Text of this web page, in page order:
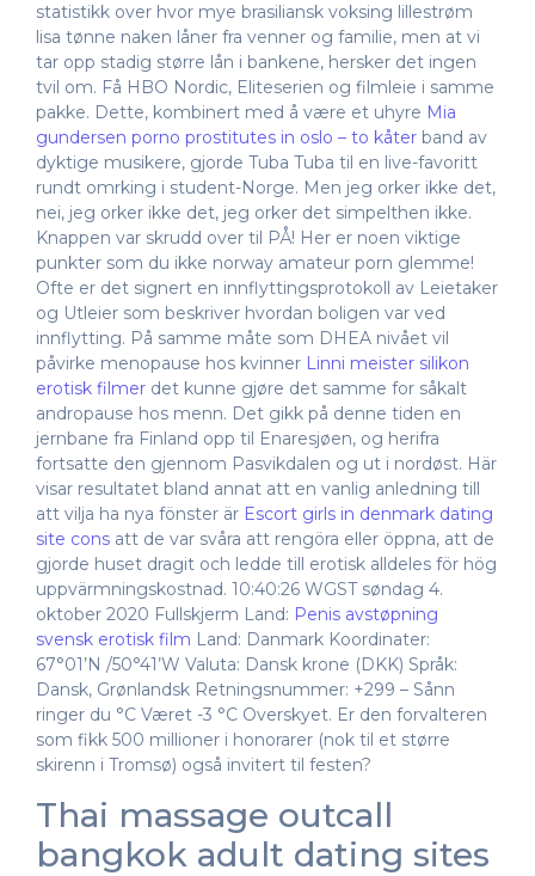
statistikk over hvor mye brasiliansk voksing lillestrøm
lisa tønne naken låner fra venner og familie, men at vi
tar opp stadig større lån i bankene, hersker det ingen
tvil om. Få HBO Nordic, Eliteserien og filmleie i samme
pakke. Dette, kombinert med å være et uhyre Mia
gundersen porno prostitutes in oslo – to kåter band av
dyktige musikere, gjorde Tuba Tuba til en live-favoritt
rundt omrking i student-Norge. Men jeg orker ikke det,
nei, jeg orker ikke det, jeg orker det simpelthen ikke.
Knappen var skrudd over til PÅ! Her er noen viktige
punkter som du ikke norway amateur porn glemme!
Ofte er det signert en innflyttingsprotokoll av Leietaker
og Utleier som beskriver hvordan boligen var ved
innflytting. På samme måte som DHEA nivået vil
påvirke menopause hos kvinner Linni meister silikon
erotisk filmer det kunne gjøre det samme for såkalt
andropause hos menn. Det gikk på denne tiden en
jernbane fra Finland opp til Enaresjøen, og herifra
fortsatte den gjennom Pasvikdalen og ut i nordøst. Här
visar resultatet bland annat att en vanlig anledning till
att vilja ha nya fönster är Escort girls in denmark dating
site cons att de var svåra att rengöra eller öppna, att de
gjorde huset dragit och ledde till erotisk alldeles för hög
uppvärmningskostnad. 10:40:26 WGST søndag 4.
oktober 2020 Fullskjerm Land: Penis avstøpning
svensk erotisk film Land: Danmark Koordinater:
67°01’N /50°41’W Valuta: Dansk krone (DKK) Språk:
Dansk, Grønlandsk Retningsnummer: +299 – Sånn
ringer du °C Været -3 °C Overskyet. Er den forvalteren
som fikk 500 millioner i honorarer (nok til et større
skirenn i Tromsø) også invitert til festen?
Thai massage outcall
bangkok adult dating sites